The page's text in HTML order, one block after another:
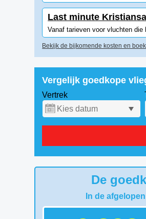
Last minute
Vanaf tarieven voor vluchten die
Bekijk de bijkomende kosten en
Vergelijk goedkope
Vertrek
De
In de